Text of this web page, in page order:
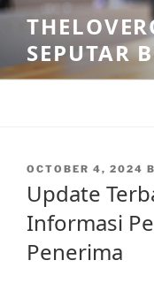
Skip
contentSEPUTAR
POSTED
OCTOBER 4, 2024
Update
Informasi
Penerima